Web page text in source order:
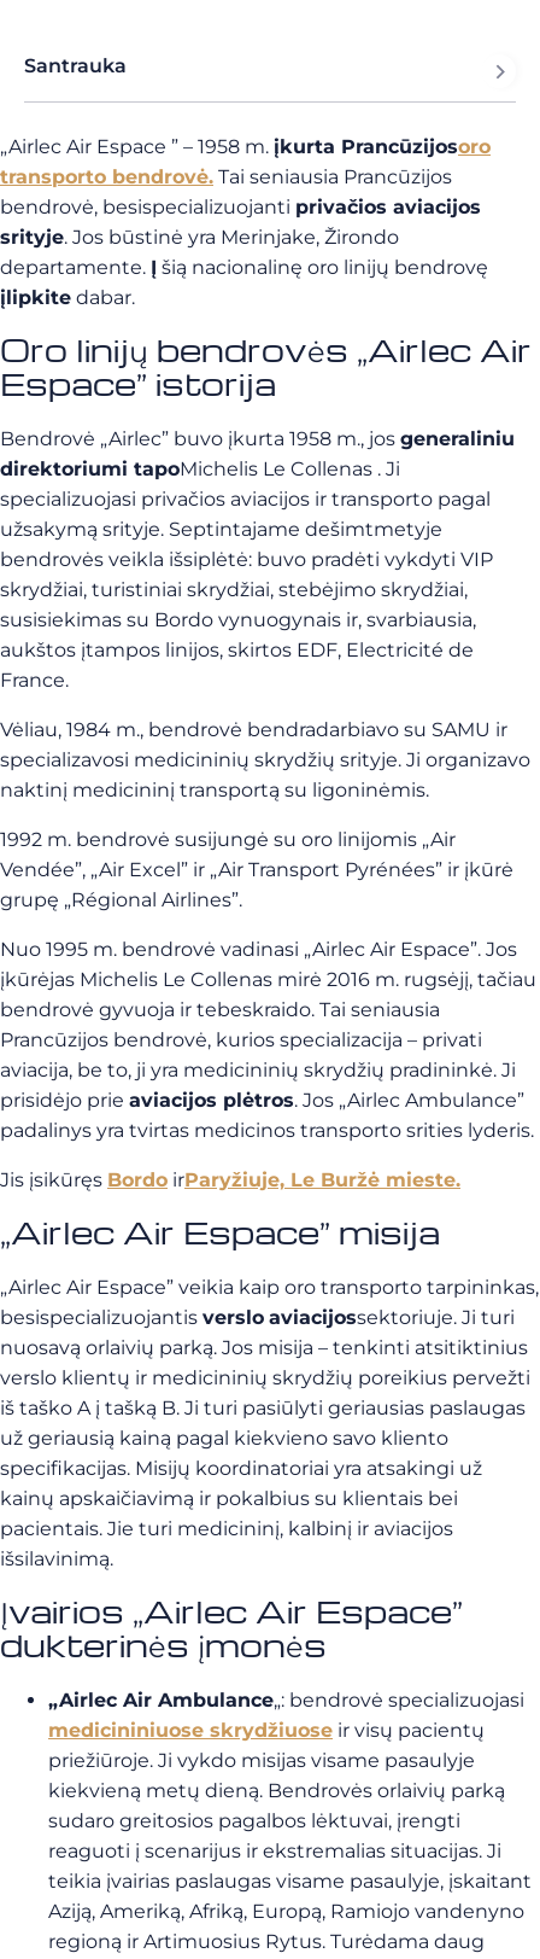
Santrauka
„Airlec Air Espace ” – 1958 m. įkurta Prancūzijosoro
transporto bendrovė. Tai seniausia Prancūzijos
bendrovė, besispecializuojanti privačios aviacijos
srityje. Jos būstinė yra Merinjake, Žirondo
departamente. Į šią nacionalinę oro linijų bendrovę
įlipkite dabar.
Oro linijų bendrovės „Airlec Air
Espace” istorija
Bendrovė „Airlec” buvo įkurta 1958 m., jos generaliniu
direktoriumi tapoMichelis Le Collenas . Ji
specializuojasi privačios aviacijos ir transporto pagal
užsakymą srityje. Septintajame dešimtmetyje
bendrovės veikla išsiplėtė: buvo pradėti vykdyti VIP
skrydžiai, turistiniai skrydžiai, stebėjimo skrydžiai,
susisiekimas su Bordo vynuogynais ir, svarbiausia,
aukštos įtampos linijos, skirtos EDF, Electricité de
France.
Vėliau, 1984 m., bendrovė bendradarbiavo su SAMU ir
specializavosi medicininių skrydžių srityje. Ji organizavo
naktinį medicininį transportą su ligoninėmis.
1992 m. bendrovė susijungė su oro linijomis „Air
Vendée”, „Air Excel” ir „Air Transport Pyrénées” ir įkūrė
grupę „Régional Airlines”.
Nuo 1995 m. bendrovė vadinasi „Airlec Air Espace”. Jos
įkūrėjas Michelis Le Collenas mirė 2016 m. rugsėjį, tačiau
bendrovė gyvuoja ir tebeskraido. Tai seniausia
Prancūzijos bendrovė, kurios specializacija – privati
aviacija, be to, ji yra medicininių skrydžių pradininkė. Ji
prisidėjo prie aviacijos plėtros. Jos „Airlec Ambulance”
padalinys yra tvirtas medicinos transporto srities lyderis.
Jis įsikūręs Bordo irParyžiuje, Le Buržė mieste.
„Airlec Air Espace” misija
„Airlec Air Espace” veikia kaip oro transporto tarpininkas,
besispecializuojantis verslo aviacijossektoriuje. Ji turi
nuosavą orlaivių parką. Jos misija – tenkinti atsitiktinius
verslo klientų ir medicininių skrydžių poreikius pervežti
iš taško A į tašką B. Ji turi pasiūlyti geriausias paslaugas
už geriausią kainą pagal kiekvieno savo kliento
specifikacijas. Misijų koordinatoriai yra atsakingi už
kainų apskaičiavimą ir pokalbius su klientais bei
pacientais. Jie turi medicininį, kalbinį ir aviacijos
išsilavinimą.
Įvairios „Airlec Air Espace”
dukterinės įmonės
„Airlec Air Ambulance„: bendrovė specializuojasi
medicininiuose skrydžiuose ir visų pacientų
priežiūroje. Ji vykdo misijas visame pasaulyje
kiekvieną metų dieną. Bendrovės orlaivių parką
sudaro greitosios pagalbos lėktuvai, įrengti
reaguoti į scenarijus ir ekstremalias situacijas. Ji
teikia įvairias paslaugas visame pasaulyje, įskaitant
Aziją, Ameriką, Afriką, Europą, Ramiojo vandenyno
regioną ir Artimuosius Rytus. Turėdama daug